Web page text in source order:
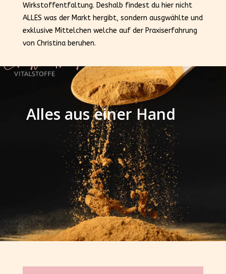
Wirkstoffentfaltung. Deshalb findest du hier nicht
ALLES was der Markt hergibt, sondern ausgwählte und
exklusive Mittelchen welche auf der Praxiserfahrung
von Christina beruhen.
Alles aus einer Hand